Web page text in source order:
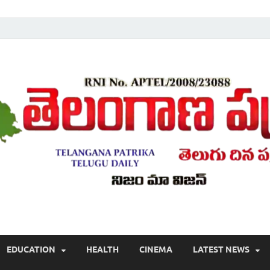
, తాజా వార్తలు , తెలుగు వార్తలు , బ్రేకింగ్ న్యూస్ తెలుగులో , తెలంగాణ లో తాజా
EDUCATION HEALTH CINEMA LATEST NEWS